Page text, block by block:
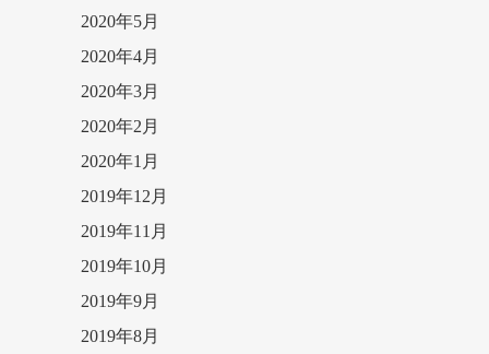
2020年5月
2020年4月
2020年3月
2020年2月
2020年1月
2019年12月
2019年11月
2019年10月
2019年9月
2019年8月